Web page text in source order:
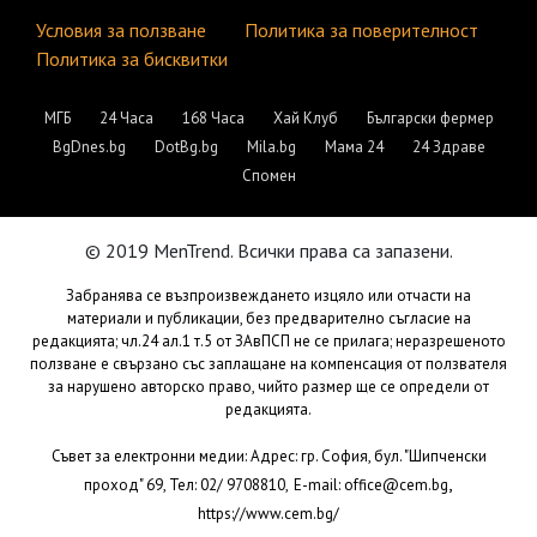
Условия за ползване
Политика за поверителност
Политика за бисквитки
МГБ 24 Часа 168 Часа Хай Клуб
Български фермер
BgDnes.bg
DotBg.bg Mila.bg Мама 24
24 Здраве
Спомен
© 2019 MenTrend. Всички права са запазени.
Забранява се възпроизвеждането изцяло или отчасти на
материали и публикации, без предварително съгласие на
редакцията; чл.24 ал.1 т.5 от ЗАвПСП не се прилага; неразрешеното
ползване е свързано със заплащане на компенсация от ползвателя
за нарушено авторско право, чийто размер ще се определи от
редакцията.
Съвет за електронни медии: Адрес: гр. София, бул. "Шипченски
проход" 69, Тел: 02/ 9708810, E-mail:office@cem.bg,
https://www.cem.bg/